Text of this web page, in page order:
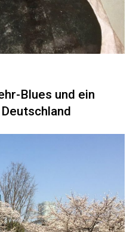
Blues und ein